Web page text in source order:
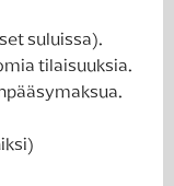
suluissa).
tilaisuuksia.